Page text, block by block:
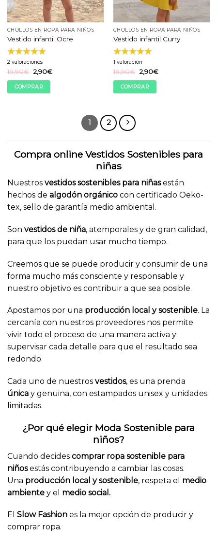
la
página
de
la
de
CHOLLOS EN ROPA PARA NIÑOS
Vestido infantil Ocre
2 valoraciones
19,90€ El
precio
original
era:
2,90€El
COMPRAR
opciones
pueden
elegir
en
la
de
producto
CHOLLOS EN ROPA PARA NIÑOS
Vestido infantil Curry
1 valoración
19,90€ El
precio
original
era:
2,90€El
COMPRAR
tiene
múltiples
Las
opciones
se
pueden
en
la
de
producto
1 2
Compra online Vestidos Sostenibles para
niñas
Nuestros vestidos sostenibles para niñasestán
hechos de algodón orgánico con certificado Oeko-
tex, sello de garantía medio ambiental.
Son vestidos de niña, atemporales y de gran calidad,
para que los puedan usar mucho tiempo.
Creemos que se puede producir y consumir de una
forma mucho más consciente y responsable y
nuestro objetivo es contribuir a que sea posible.
Apostamos por una producción local y sostenible. La
cercanía con nuestros proveedores nos permite
vivir todo el proceso de una manera activa y
supervisar cada detalle para que el resultado sea
redondo.
Cada uno de nuestros vestidos, es una prenda
única y genuina, con estampados unisex y unidades
limitadas.
¿Por qué elegir Moda Sostenible para
niños?
Cuando decides comprar ropa sostenible para
niñosestás contribuyendo a cambiar las cosas.
Una producción local y sostenible, respeta el medio
ambiente y el medio social.
El Slow Fashion es la mejor opción de producir y
comprar ropa.